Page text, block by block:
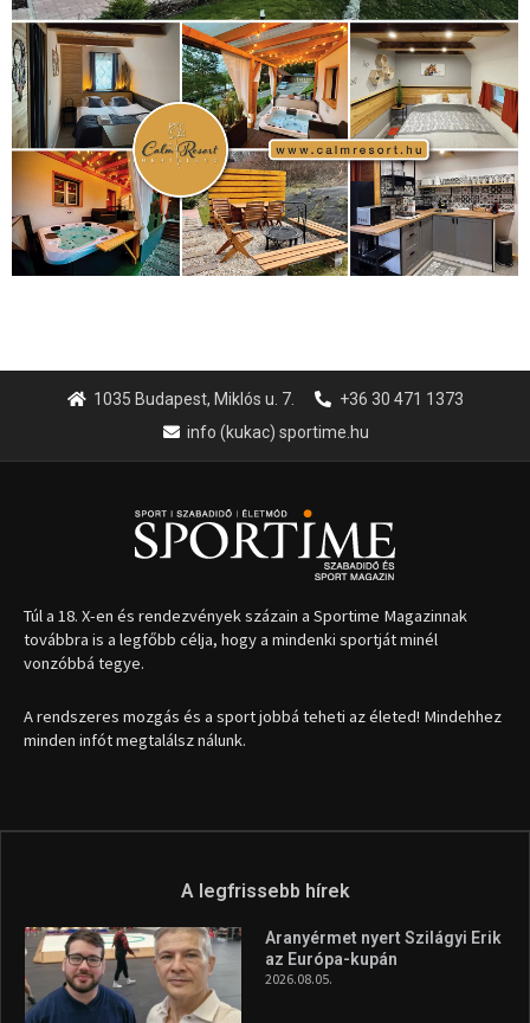
1035 Budapest, Miklós u. 7.
+36 30 471 1373
info (kukac) sportime.hu
Túl a 18. X-en és rendezvények százain a Sportime Magazinnak
továbbra is a legfőbb célja, hogy a mindenki sportját minél
vonzóbbá tegye.
A rendszeres mozgás és a sport jobbá teheti az életed! Mindehhez
minden infót megtalálsz nálunk.
A legfrissebb hírek
Aranyérmet nyert Szilágyi Erik
az Európa-kupán
2026.08.05.